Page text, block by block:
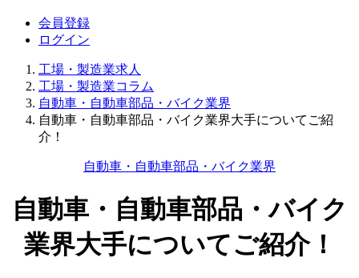
会員登録
ログイン
工場・製造業求人
工場・製造業コラム
自動車・自動車部品・バイク業界
自動車・自動車部品・バイク業界大手についてご紹
介！
自動車・自動車部品・バイク業界
自動車・自動車部品・バイク
業界大手についてご紹介！